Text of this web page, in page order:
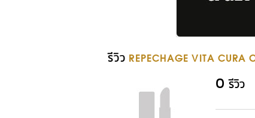
รีวิว REPECHAGE VITA CURA
0 รีวิว